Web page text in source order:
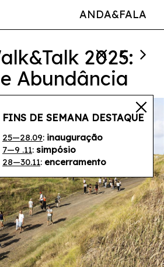
ANDA&FALA
2025:
Abundância
FINS DE SEMANA DESTAQUE
25—28.09: inauguração
7—9 .11: simpósio
28—30.11: encerramento